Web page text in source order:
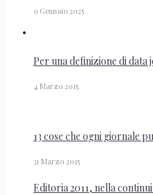
9 Gennaio 2025
Per una definizione di data
4 Marzo 2015
13 cose che ogni giornale
31 Marzo 2015
Editoria 2011, nella